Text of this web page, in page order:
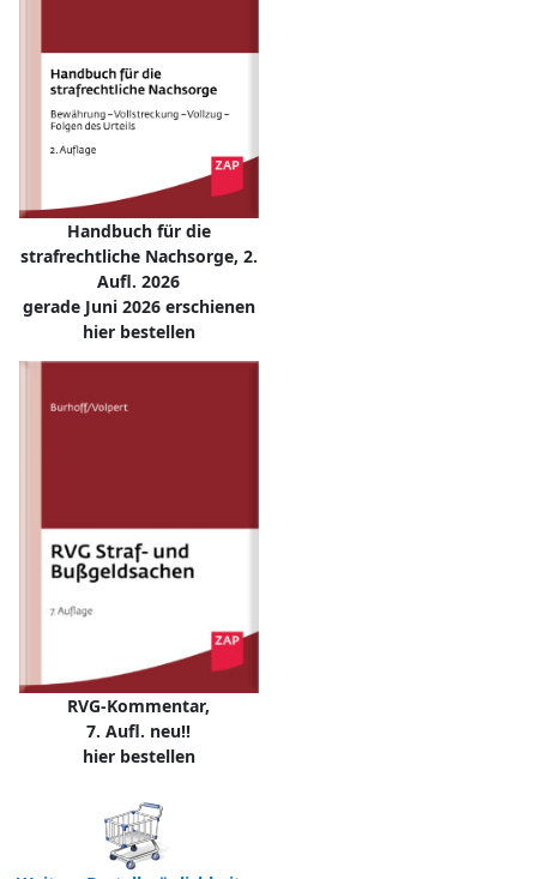
Handbuch für die
strafrechtliche Nachsorge, 2.
Aufl. 2026
gerade Juni 2026 erschienen
hier bestellen
RVG-Kommentar,
7. Aufl. neu!!
hier bestellen